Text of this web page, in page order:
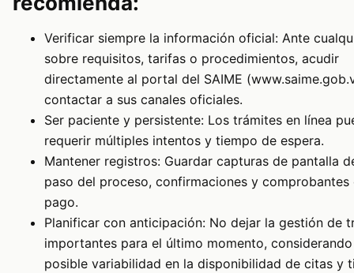
Verificar siempre la información oficial: Ante
sobre requisitos, tarifas o procedimientos, acudir
directamente al portal del SAIME
contactar a sus canales oficiales.
Ser paciente y persistente: Los trámites en línea
requerir múltiples intentos y tiempo de espera.
Mantener registros: Guardar capturas de pantalla
paso del proceso, confirmaciones y comprobantes
pago.
Planificar con anticipación: No dejar la gestión de
importantes para el último momento,
posible variabilidad en la disponibilidad de citas y